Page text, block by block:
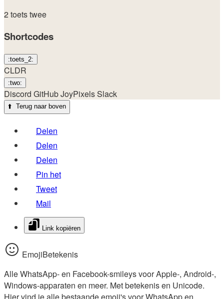
2 toetstwee
Shortcodes
:toets_2:
CLDR
:two:
Discord GitHubJoyPixelsSlack
⬆️ Terug naar boven
Delen
Delen
Delen
Pin het
Tweet
Mail
Link kopiëren
EmojiBetekenis
Alle WhatsApp- en Facebook-smileys voor Apple-, Android-,
Windows-apparaten en meer. Met betekenis en Unicode.